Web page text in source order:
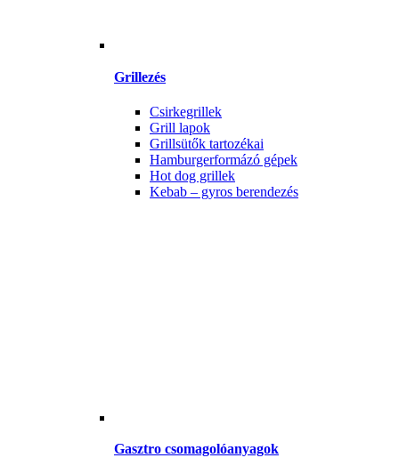
Grillezés
Csirkegrillek
Grill lapok
Grillsütők tartozékai
Hamburgerformázó gépek
Hot dog grillek
Kebab – gyros berendezés
Gasztro csomagolóanyagok